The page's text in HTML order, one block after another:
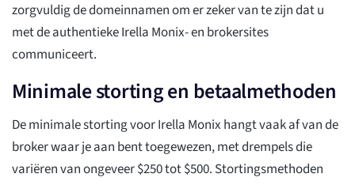
zorgvuldig de domeinnamen om er zeker van te zijn dat u
met de authentieke Irella Monix- en brokersites
communiceert.
Minimale storting en betaalmethoden
De minimale storting voor Irella Monix hangt vaak af van de
broker waar je aan bent toegewezen, met drempels die
variëren van ongeveer $250 tot $500. Stortingsmethoden